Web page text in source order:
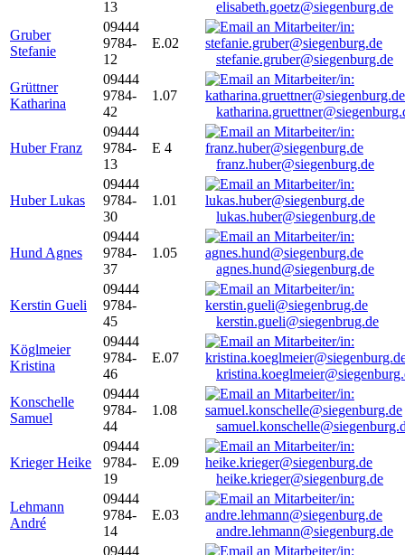
13
elisabeth.goetz@siegenburg.de
Gruber
Stefanie
09444
9784-
12
E.02
stefanie.gruber@siegenburg.de
Grüttner
Katharina
09444
9784-
42
1.07
Huber Franz
09444
9784-
13
E 4
franz.huber@siegenburg.de
Huber Lukas
09444
9784-
30
1.01
lukas.huber@siegenburg.de
Hund Agnes
09444
9784-
37
1.05
agnes.hund@siegenburg.de
Kerstin Gueli
09444
9784-
45
kerstin.gueli@siegenbrug.de
Köglmeier
Kristina
09444
9784-
46
E.07
Konschelle
Samuel
09444
9784-
44
1.08
Krieger Heike
09444
9784-
19
E.09
heike.krieger@siegenburg.de
Lehmann
André
09444
9784-
14
E.03
andre.lehmann@siegenburg.de
09444